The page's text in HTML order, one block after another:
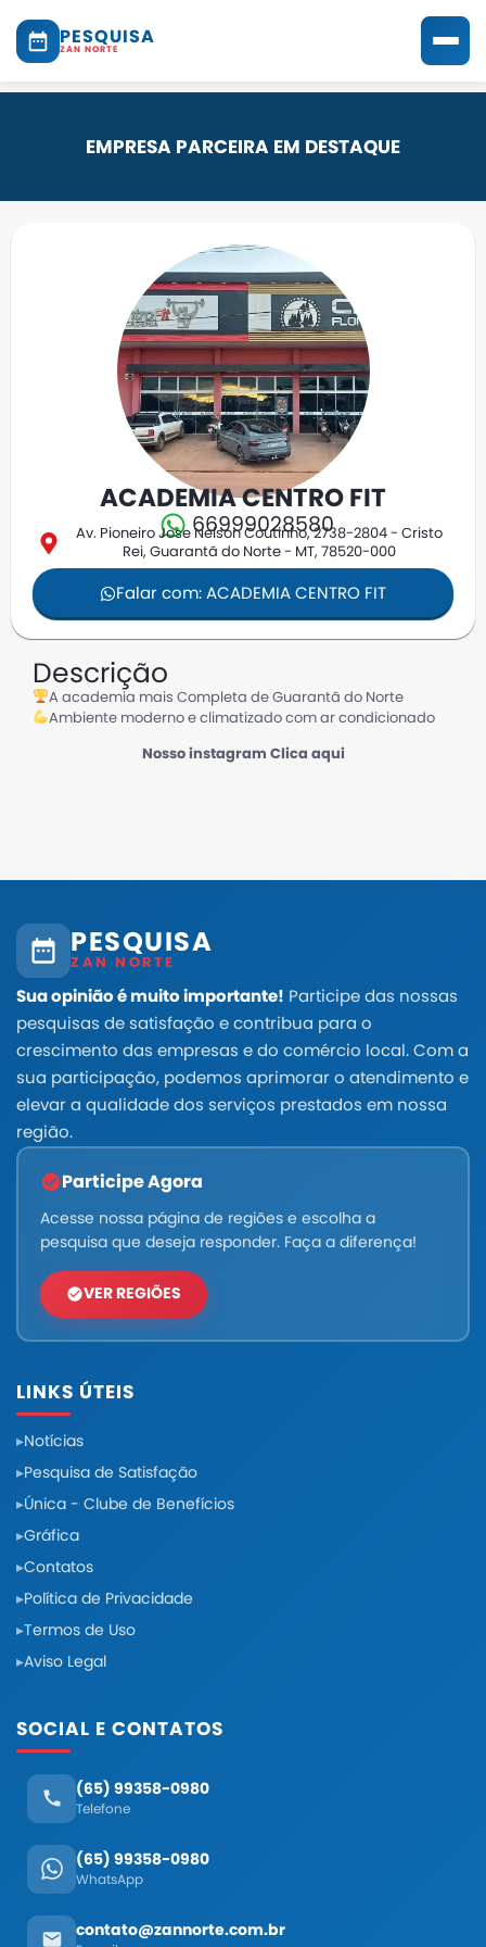
PESQUISA
ZAN NORTE
EMPRESA PARCEIRA EM DESTAQUE
ACADEMIA CENTRO FIT
66999028580
Av. Pioneiro Jose Nelson Coutinho, 2738-2804 - Cristo
Rei, Guarantã do Norte - MT, 78520-000
Falar com: ACADEMIA CENTRO FIT
Descrição
A academia mais Completa de Guarantã do Norte
Ambiente moderno e climatizado com ar condicionado
Nosso instagram Clica aqui
PESQUISA
ZAN NORTE
Sua opinião é muito importante! Participe das nossas
pesquisas de satisfação e contribua para o
crescimento das empresas e do comércio local. Com a
sua participação, podemos aprimorar o atendimento e
elevar a qualidade dos serviços prestados em nossa
região.
Participe Agora
Acesse nossa página de regiões e escolha a
pesquisa que deseja responder. Faça a diferença!
VER REGIÕES
LINKS ÚTEIS
Notícias
Pesquisa de Satisfação
Única - Clube de Benefícios
Gráfica
Contatos
Política de Privacidade
Termos de Uso
Aviso Legal
SOCIAL E CONTATOS
(65) 99358-0980
Telefone
(65) 99358-0980
WhatsApp
contato@zannorte.com.br